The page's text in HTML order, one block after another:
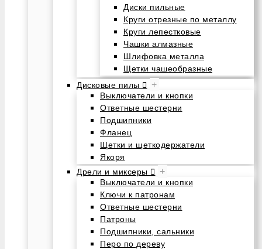
Диски пильные
Круги отрезные по металлу
Круги лепестковые
Чашки алмазные
Шлифовка металла
Щетки чашеобразные
Дисковые пилы
+
Выключатели и кнопки
Ответные шестерни
Подшипники
Фланец
Щетки и щеткодержатели
Якоря
Дрели и миксеры
+
Выключатели и кнопки
Ключи к патронам
Ответные шестерни
Патроны
Подшипники, сальники
Перо по дереву